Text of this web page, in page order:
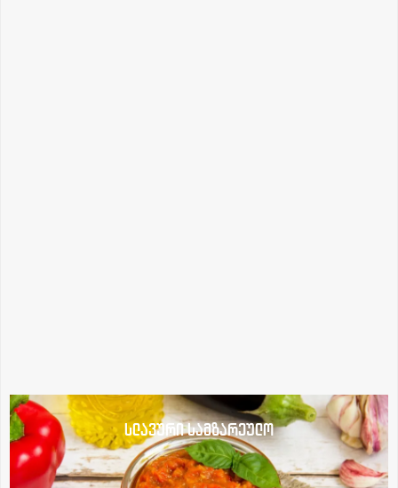
სლავური სამზარეულო